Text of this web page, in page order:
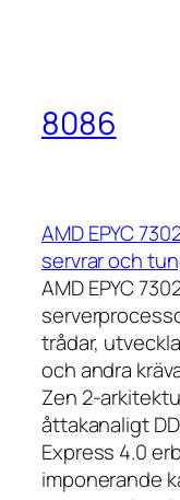
8086
AMD EPYC
servrar och
AMD EPYC
trådar,
och andra
Zen 2-
åttakanaligt
Express 4.0
imponerande